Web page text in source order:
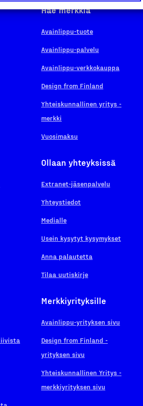
Hae merkkiä
Avainlippu-tuote
Avainlippu-palvelu
Avainlippu-verkkokauppa
Design from Finland
Yhteiskunnallinen yritys -
merkki
Vuosimaksu
Ollaan yhteyksissä
Extranet-jäsenpalvelu
Yhteystiedot
Medialle
Usein kysytyt kysymykset
Anna palautetta
Tilaa uutiskirje
Merkkiyrityksille
Avainlippu-yrityksen sivu
Design from Finland -
yrityksen sivu
Yhteiskunnallinen Yritys -
merkkiyrityksen sivu